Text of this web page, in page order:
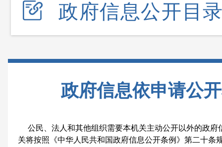
政府信息公开目
政府信息依申请公
公民、法人和其他组织需要本机关主动公开以外的政府
关将按照《中华人民共和国政府信息公开条例》第二十条